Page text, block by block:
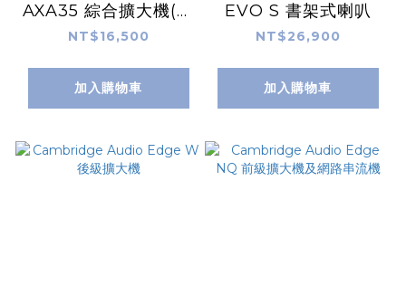
AXA35 綜合擴大機(內
建唱頭放大器)
NT$16,500
加入購物車
EVO S 書架式喇叭
NT$26,900
加入購物車